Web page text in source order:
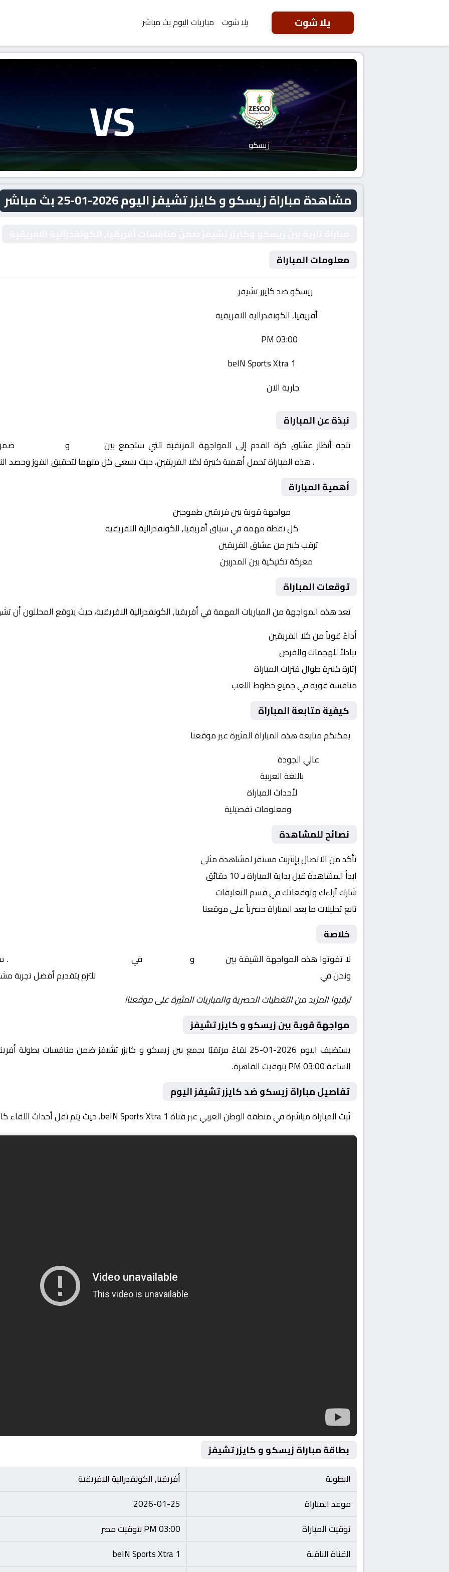
يلا شوت يلا شوت مباريات اليوم بث مباشر
زيسكو VS
مشاهدة مباراة زيسكو و كايزر تشيفز اليوم 2026-01-25 بث مباشر
معلومات المباراة
زيسكو ضد كايزر تشيفز
أفريقيا, الكونفدرالية الافريقية
جارية الان
نبذة عن المباراة
تتجه أنظار عشاق كرة القدم إلى المواجهة المرتقبة التي ستجمع بين وكايزر تشيفز
. هذه المباراة تحمل أهمية كبيرة لكلا الفريقين، حيث يسعى كل منهما لتحقيق الفوز وحصد
أهمية المباراة
مواجهة قوية بين فريقين طموحين
كل نقطة مهمة في سباق أفريقيا, الكونفدرالية الافريقية
ترقب كبير من عشاق الفريقين
معركة تكتيكية بين المدربين
توقعات المباراة
تعد هذه المواجهة من المباريات المهمة في أفريقيا, الكونفدرالية الافريقية، حيث يتوقع المحللون أن
أداءً قوياً من كلا الفريقين
تبادلاً للهجمات والفرص
إثارة كبيرة طوال فترات المباراة
منافسة قوية في جميع خطوط اللعب
كيفية متابعة المباراة
يمكنكم متابعة هذه المباراة المثيرة عبر موقعنا
عالي الجودة
باللغة العربية
لأحداث المباراة
ومعلومات تفصيلية
نصائح للمشاهدة
تأكد من الاتصال بإنترنت مستقر لمشاهدة مثلى
ابدأ المشاهدة قبل بداية المباراة بـ 10 دقائق
شارك آراءك وتوقعاتك في قسم التعليقات
تابع تحليلات ما بعد المباراة حصرياً على موقعنا
خلاصة
لا تفوتوا هذه المواجهة الشيقة بين وكايزر تشيفز في
.
ونحن في
نلتزم بتقديم أفضل تجربة
ترقبوا المزيد من التغطيات الحصرية والمباريات المثيرة على موقعنا!
مواجهة قوية بين زيسكو و كايزر تشيفز
يستضيف اليوم 2026-01-25 لقاءً مرتقبًا يجمع بين زيسكو و كايزر تشيفز ضمن منافسات
الساعة 03:00 PM بتوقيت القاهرة.
تفاصيل مباراة زيسكو ضد كايزر تشيفز اليوم
تُبث المباراة مباشرة في منطقة الوطن العربي عبر قناة beIN Sports Xtra 1، حيث يتم نقل أحداث اللقاء كاملة مع تعليق صوتي مميز.
بطاقة مباراة زيسكو و كايزر تشيفز
البطولة
أفريقيا, الكونفدرالية الافريقية
موعد المباراة
2026-01-25
توقيت المباراة
03:00 PM بتوقيت مصر
القناة الناقلة
beIN Sports Xtra 1